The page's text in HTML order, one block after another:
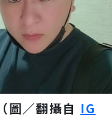
圖／翻攝自 IG